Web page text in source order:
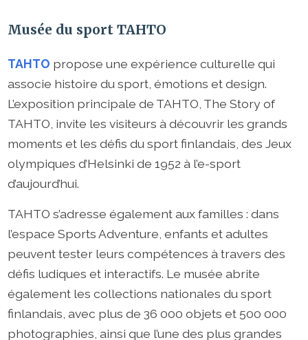
Musée du sport TAHTO
TAHTO propose une expérience culturelle qui
associe histoire du sport, émotions et design.
L’exposition principale de TAHTO, The Story of
TAHTO, invite les visiteurs à découvrir les grands
moments et les défis du sport finlandais, des Jeux
olympiques d’Helsinki de 1952 à l’e-sport
d’aujourd’hui.
TAHTO s’adresse également aux familles : dans
l’espace Sports Adventure, enfants et adultes
peuvent tester leurs compétences à travers des
défis ludiques et interactifs. Le musée abrite
également les collections nationales du sport
finlandais, avec plus de 36 000 objets et 500 000
photographies, ainsi que l’une des plus grandes